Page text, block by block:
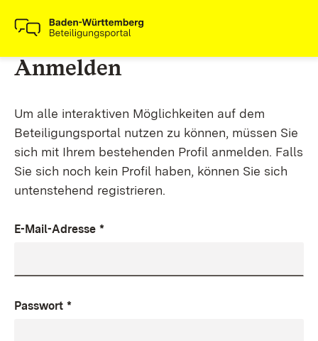
Anmelden
Um alle interaktiven Möglichkeiten auf dem
Beteiligungsportal nutzen zu können, müssen Sie
sich mit Ihrem bestehenden Profil anmelden. Falls
Sie sich noch kein Profil haben, können Sie sich
untenstehend registrieren.
E-Mail-Adresse *
Passwort *